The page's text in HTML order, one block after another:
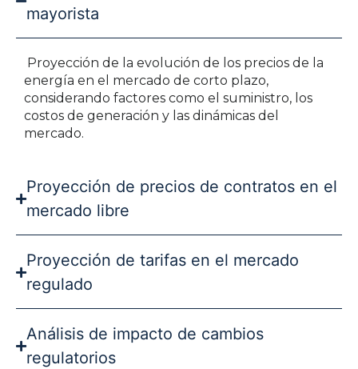
mayorista
Proyección de la evolución de los precios de la
energía en el mercado de corto plazo,
considerando factores como el suministro, los
costos de generación y las dinámicas del
mercado.
Proyección de precios de contratos en el
mercado libre
Proyección de tarifas en el mercado
regulado
Análisis de impacto de cambios
regulatorios